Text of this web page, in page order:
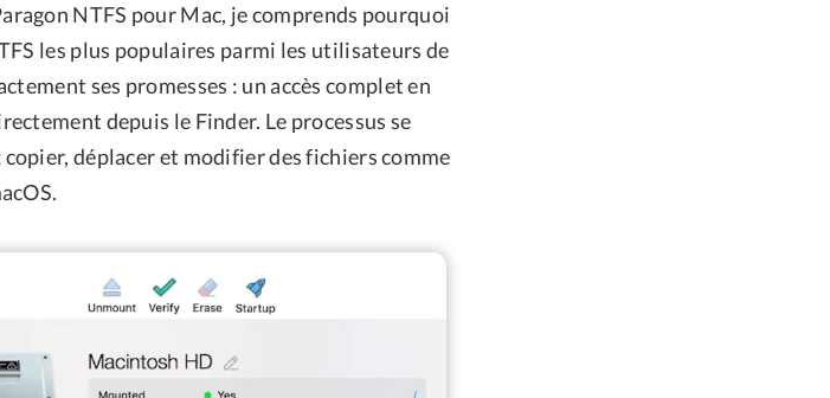
NTFS pour Mac, je comprends pourquoi
les plus populaires parmi les utilisateurs de
ses promesses : un accès complet en
depuis le Finder. Le processus se
déplacer et modifier des fichiers comme